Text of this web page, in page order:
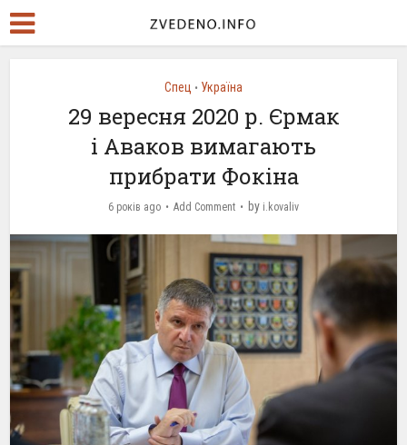
Спец • Україна
29 вересня 2020 р. Єрмак
і Аваков вимагають
прибрати Фокіна
6 років ago Add Comment by i.kovaliv